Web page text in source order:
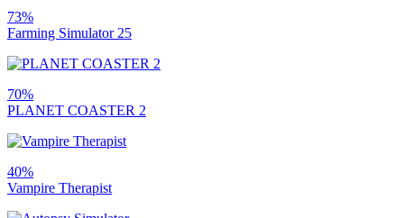
73%
Farming Simulator 25
70%
PLANET COASTER 2
40%
Vampire Therapist